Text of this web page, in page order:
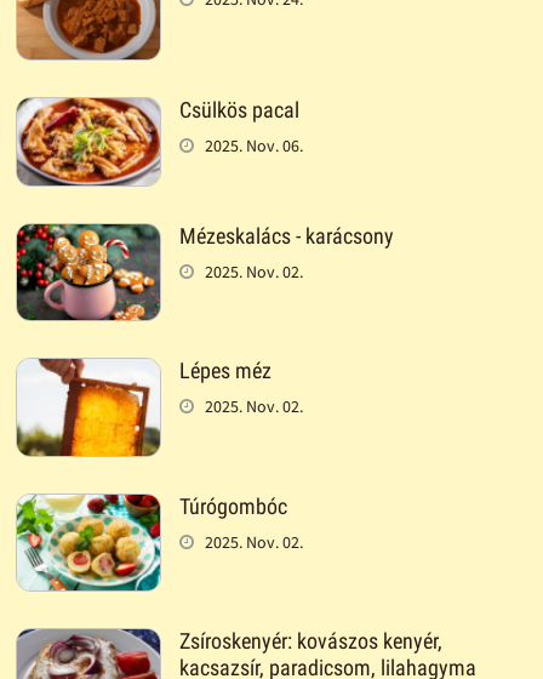
Csülkös pacal
2025. Nov. 06.
Mézeskalács - karácsony
2025. Nov. 02.
Lépes méz
2025. Nov. 02.
Túrógombóc
2025. Nov. 02.
Zsíroskenyér: kovászos kenyér,
kacsazsír, paradicsom, lilahagyma